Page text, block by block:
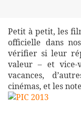
Petit à petit, les
officielle dans
vérifier si leur
valeur – et vice-
vacances,
cinémas, et les